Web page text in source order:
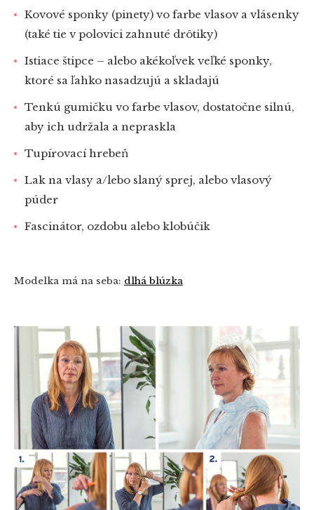
Kovové sponky (pinety) vo farbe vlasov a vlásenky
(také tie v polovici zahnuté drôtiky)
Istiace štipce – alebo akékoľvek veľké sponky,
ktoré sa ľahko nasadzujú a skladajú
Tenkú gumičku vo farbe vlasov, dostatočne silnú,
aby ich udržala a nepraskla
Tupírovací hrebeň
Lak na vlasy a/lebo slaný sprej, alebo vlasový
púder
Fascinátor, ozdobu alebo klobúčik
Modelka má na seba: dlhá blúzka